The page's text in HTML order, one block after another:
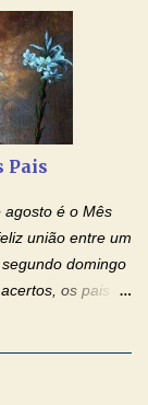
Fé Mensagem
Como foi
homenagens
nos pais
pais que
que já são
vamos orar
Pais
é o Mês
união entre um
domingo
os pais
E, em geral,